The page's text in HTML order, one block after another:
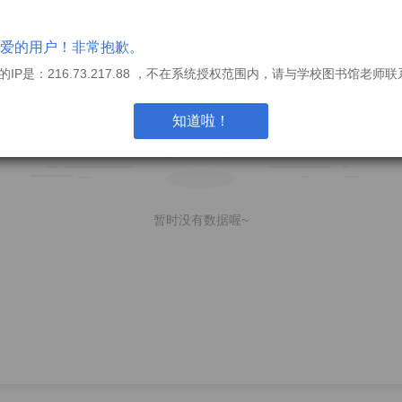
的用户！非常抱歉。
IP是：216.73.217.88 ，不在系统授权范围内，请与学校图书馆老师联
知道啦！
暂时没有数据喔~